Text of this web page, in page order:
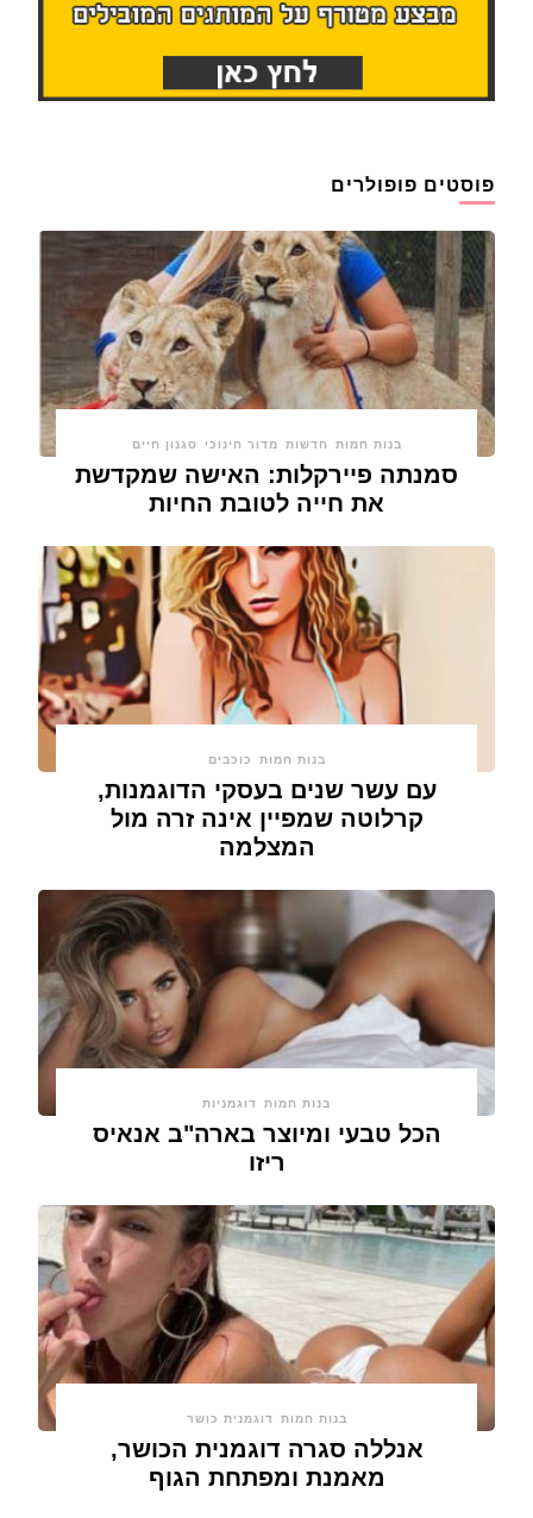
פוסטים פופולרים
בנות חמות חדשות מדור חינוכי סגנון חיים
סמנתה פיירקלות: האישה שמקדשת
את חייה לטובת החיות
בנות חמות כוכבים
עם עשר שנים בעסקי הדוגמנות,
קרלוטה שמפיין אינה זרה מול
המצלמה
בנות חמות דוגמניות
הכל טבעי ומיוצר בארה"ב אנאיס
ריזו
בנות חמות דוגמנית כושר
אנללה סגרה דוגמנית הכושר,
מאמנת ומפתחת הגוף